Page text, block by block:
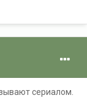
сериалом.